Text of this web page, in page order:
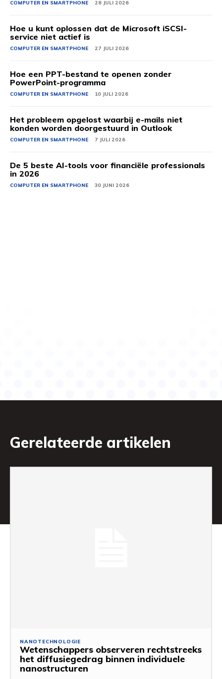
COMPUTER EN SMARTPHONE 28 JULI 2026
Hoe u kunt oplossen dat de Microsoft iSCSI-
service niet actief is
COMPUTER EN SMARTPHONE 27 JULI 2026
Hoe een PPT-bestand te openen zonder
PowerPoint-programma
COMPUTER EN SMARTPHONE 10 JULI 2026
Het probleem opgelost waarbij e-mails niet
konden worden doorgestuurd in Outlook
COMPUTER EN SMARTPHONE 7 JULI 2026
De 5 beste AI-tools voor financiële professionals
in 2026
COMPUTER EN SMARTPHONE 30 JUNI 2026
Gerelateerde artikelen
NANOTECHNOLOGIE
Wetenschappers observeren rechtstreeks
het diffusiegedrag binnen individuele
nanostructuren